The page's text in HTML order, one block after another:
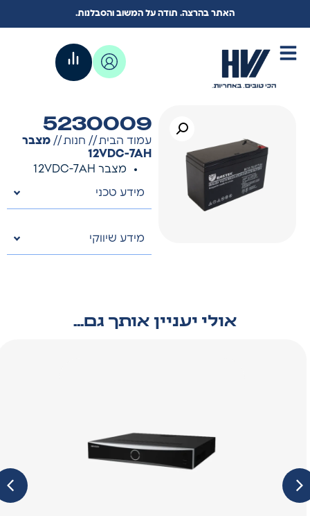
האתר בהרצה. תודה על המשוב והסבלנות.
5230009
עמוד הבית// חנות//מצבר
12VDC-7AH
מצבר 12VDC-7AH
מידע טכני
מידע שיווקי
אולי יעניין אותך גם...